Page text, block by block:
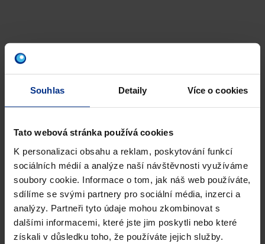
Souhlas Detaily Více o cookies
Tato webová stránka používá cookies
K personalizaci obsahu a reklam, poskytování funkcí
sociálních médií a analýze naší návštěvnosti využíváme
soubory cookie. Informace o tom, jak náš web používáte,
sdílíme se svými partnery pro sociální média, inzerci a
analýzy. Partneři tyto údaje mohou zkombinovat s
dalšími informacemi, které jste jim poskytli nebo které
získali v důsledku toho, že používáte jejich služby.
SYSTÉM VYTÁPĚNÍ A
CHLAZENÍ POMOCÍ
KOVOVÝCH PANELŮ
CDP400